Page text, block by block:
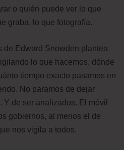
o quién puede ver lo que
graba, lo que fotografía.
de Edward Snowden plantea
lo que hacemos, dónde
tiempo exacto pasamos en
No paramos de dejar
de ser analizados. El móvil
gobiernos, al menos el de
nos vigila a todos.